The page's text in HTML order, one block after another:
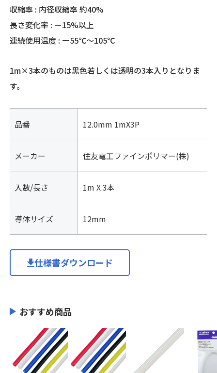
収縮率 : 内径収縮率 約40%
長さ変化率 : ー15%以上
連続使用温度 : ー55℃～105℃
1m×3本のものは黒色若しくは透明の3本入りとなりま
す。
品番 12.0mm 1mX3P
メーカー 住友電工ファインポリマー(株)
入数/長さ 1m X 3本
導体サイズ 12mm
仕様書ダウンロード
おすすめ商品